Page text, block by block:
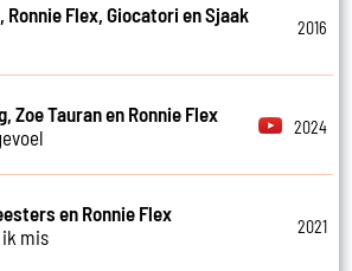
Ronnie Flex, Giocatori en Sjaak
2016
Zoe Tauran en Ronnie Flex
2024
en Ronnie Flex
mis
2021